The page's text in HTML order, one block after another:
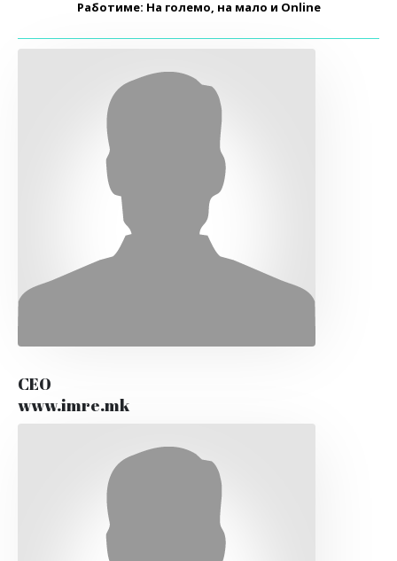
Работиме: На големо, на мало и Online
CEO
www.imre.mk